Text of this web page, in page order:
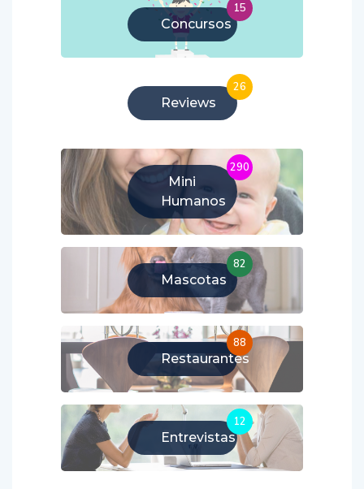
Concursos
15
Reviews
26
Mini
Humanos
290
Mascotas
82
Restaurantes
88
Entrevistas
12